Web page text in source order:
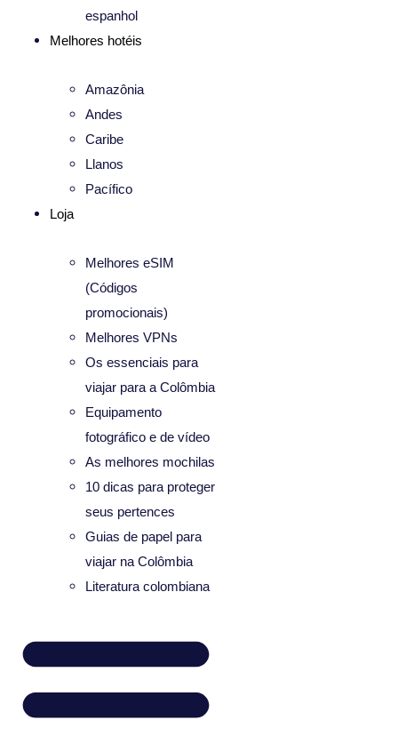
espanhol
Melhores hotéis
Amazônia
Andes
Caribe
Llanos
Pacífico
Loja
Melhores eSIM
(Códigos
promocionais)
Melhores VPNs
Os essenciais para
viajar para a Colômbia
Equipamento
fotográfico e de vídeo
As melhores mochilas
10 dicas para proteger
seus pertences
Guias de papel para
viajar na Colômbia
Literatura colombiana